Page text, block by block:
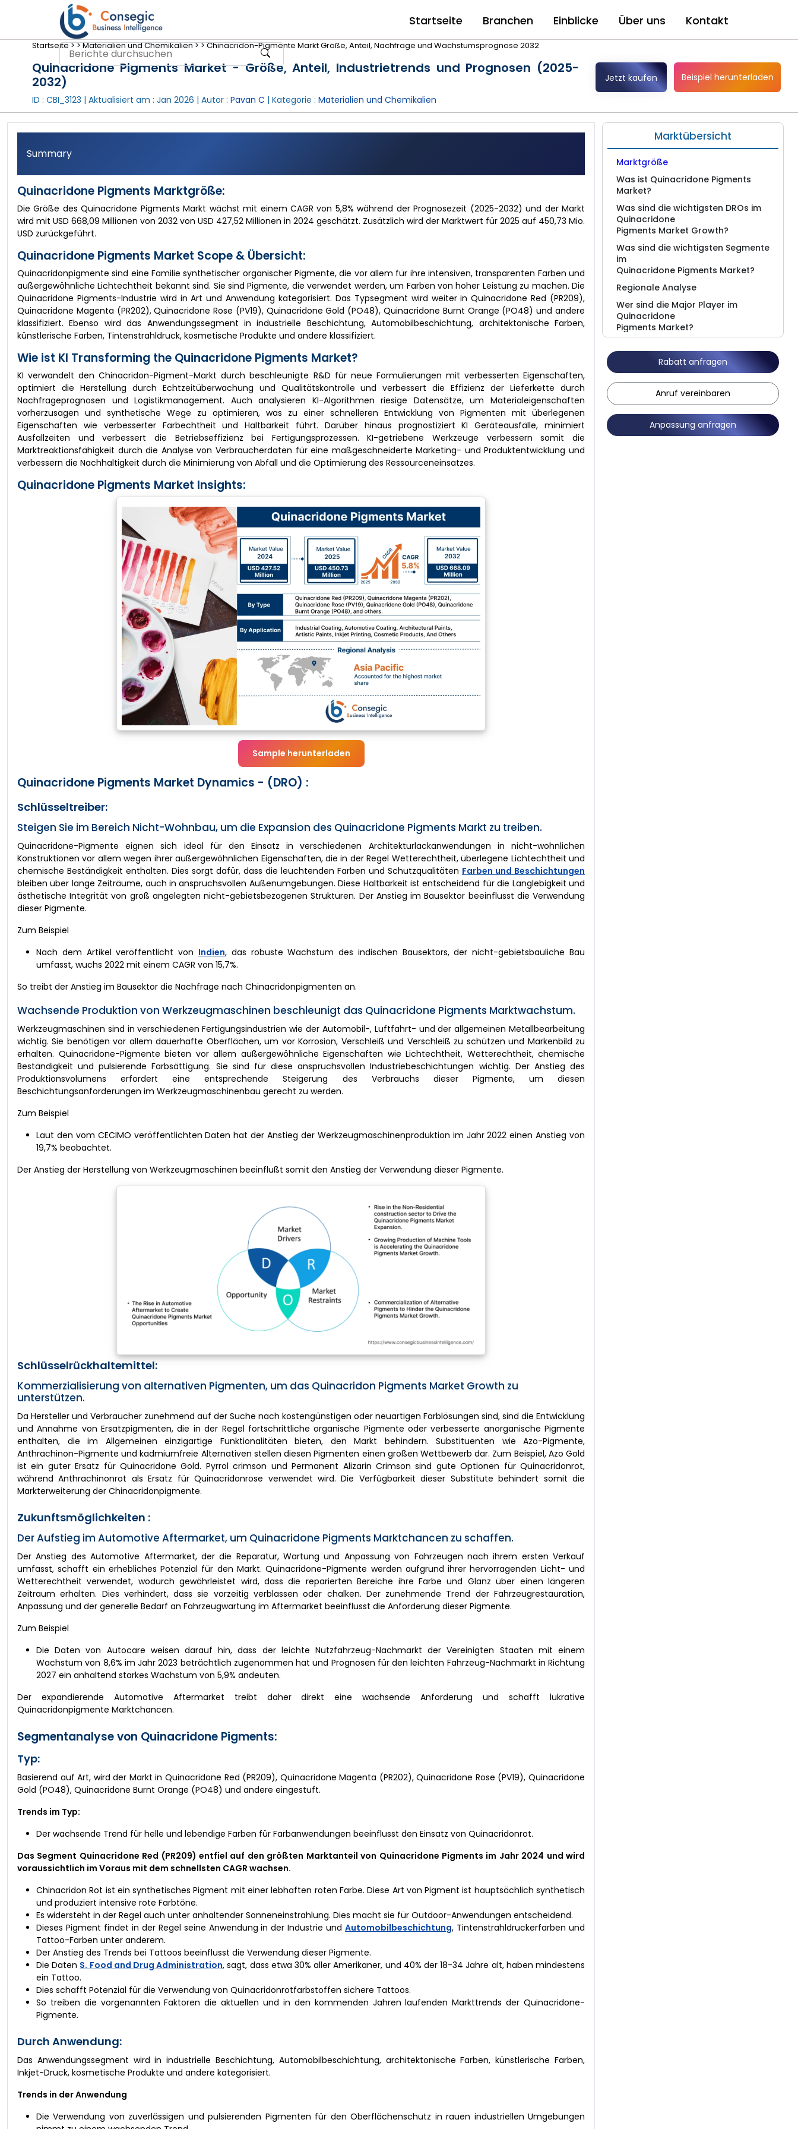
Startseite Branchen Einblicke Über uns Kontakt
Startseite >>Materialien und Chemikalien >>Chinacridon-Pigmente Markt Größe, Anteil, Nachfrage und Wachstumsprognose 2032
Quinacridone Pigments Market - Größe, Anteil, Industrietrends und Prognosen (2025-
2032)
ID : CBI_3123 | Aktualisiert am : Jan 2026 | Autor : Pavan C | Kategorie : Materialien und Chemikalien
Jetzt kaufen Beispiel herunterladen
Summary
Quinacridone Pigments Marktgröße:
Die Größe des Quinacridone Pigments Markt wächst mit einem CAGR von 5,8% während der Prognosezeit (2025-2032) und der Markt
wird mit USD 668,09 Millionen von 2032 von USD 427,52 Millionen in 2024 geschätzt. Zusätzlich wird der Marktwert für 2025 auf 450,73 Mio.
USD zurückgeführt.
Quinacridone Pigments Market Scope & Übersicht:
Quinacridonpigmente sind eine Familie synthetischer organischer Pigmente, die vor allem für ihre intensiven, transparenten Farben und
außergewöhnliche Lichtechtheit bekannt sind. Sie sind Pigmente, die verwendet werden, um Farben von hoher Leistung zu machen. Die
Quinacridone Pigments-Industrie wird in Art und Anwendung kategorisiert. Das Typsegment wird weiter in Quinacridone Red (PR209),
Quinacridone Magenta (PR202), Quinacridone Rose (PV19), Quinacridone Gold (PO48), Quinacridone Burnt Orange (PO48) und andere
klassifiziert. Ebenso wird das Anwendungssegment in industrielle Beschichtung, Automobilbeschichtung, architektonische Farben,
künstlerische Farben, Tintenstrahldruck, kosmetische Produkte und andere klassifiziert.
Wie ist KI Transforming the Quinacridone Pigments Market?
KI verwandelt den Chinacridon-Pigment-Markt durch beschleunigte R&D für neue Formulierungen mit verbesserten Eigenschaften,
optimiert die Herstellung durch Echtzeitüberwachung und Qualitätskontrolle und verbessert die Effizienz der Lieferkette durch
Nachfrageprognosen und Logistikmanagement. Auch analysieren KI-Algorithmen riesige Datensätze, um Materialeigenschaften
vorherzusagen und synthetische Wege zu optimieren, was zu einer schnelleren Entwicklung von Pigmenten mit überlegenen
Eigenschaften wie verbesserter Farbechtheit und Haltbarkeit führt. Darüber hinaus prognostiziert KI Geräteausfälle, minimiert
Ausfallzeiten und verbessert die Betriebseffizienz bei Fertigungsprozessen. KI-getriebene Werkzeuge verbessern somit die
Marktreaktionsfähigkeit durch die Analyse von Verbraucherdaten für eine maßgeschneiderte Marketing- und Produktentwicklung und
verbessern die Nachhaltigkeit durch die Minimierung von Abfall und die Optimierung des Ressourceneinsatzes.
Quinacridone Pigments Market Insights:
Sample herunterladen
Quinacridone Pigments Market Dynamics - (DRO) :
Schlüsseltreiber:
Steigen Sie im Bereich Nicht-Wohnbau, um die Expansion des Quinacridone Pigments Markt zu treiben.
Quinacridone-Pigmente eignen sich ideal für den Einsatz in verschiedenen Architekturlackanwendungen in nicht-wohnlichen
Konstruktionen vor allem wegen ihrer außergewöhnlichen Eigenschaften, die in der Regel Wetterechtheit, überlegene Lichtechtheit und
chemische Beständigkeit enthalten. Dies sorgt dafür, dass die leuchtenden Farben und Schutzqualitäten Farben und Beschichtungen
bleiben über lange Zeiträume, auch in anspruchsvollen Außenumgebungen. Diese Haltbarkeit ist entscheidend für die Langlebigkeit und
ästhetische Integrität von groß angelegten nicht-gebietsbezogenen Strukturen. Der Anstieg im Bausektor beeinflusst die Verwendung
dieser Pigmente.
Zum Beispiel
Nach dem Artikel veröffentlicht von Indien, das robuste Wachstum des indischen Bausektors, der nicht-gebietsbauliche Bau
umfasst, wuchs 2022 mit einem CAGR von 15,7%.
So treibt der Anstieg im Bausektor die Nachfrage nach Chinacridonpigmenten an.
Wachsende Produktion von Werkzeugmaschinen beschleunigt das Quinacridone Pigments Marktwachstum.
Werkzeugmaschinen sind in verschiedenen Fertigungsindustrien wie der Automobil-, Luftfahrt- und der allgemeinen Metallbearbeitung
wichtig. Sie benötigen vor allem dauerhafte Oberflächen, um vor Korrosion, Verschleiß und Verschleiß zu schützen und Markenbild zu
erhalten. Quinacridone-Pigmente bieten vor allem außergewöhnliche Eigenschaften wie Lichtechtheit, Wetterechtheit, chemische
Beständigkeit und pulsierende Farbsättigung. Sie sind für diese anspruchsvollen Industriebeschichtungen wichtig. Der Anstieg des
Produktionsvolumens erfordert eine entsprechende Steigerung des Verbrauchs dieser Pigmente, um diesen
Beschichtungsanforderungen im Werkzeugmaschinenbau gerecht zu werden.
Zum Beispiel
Laut den vom CECIMO veröffentlichten Daten hat der Anstieg der Werkzeugmaschinenproduktion im Jahr 2022 einen Anstieg von
19,7% beobachtet.
Der Anstieg der Herstellung von Werkzeugmaschinen beeinflußt somit den Anstieg der Verwendung dieser Pigmente.
Schlüsselrückhaltemittel:
Kommerzialisierung von alternativen Pigmenten, um das Quinacridon Pigments Market Growth zu
unterstützen.
Da Hersteller und Verbraucher zunehmend auf der Suche nach kostengünstigen oder neuartigen Farblösungen sind, sind die Entwicklung
und Annahme von Ersatzpigmenten, die in der Regel fortschrittliche organische Pigmente oder verbesserte anorganische Pigmente
enthalten, die im Allgemeinen einzigartige Funktionalitäten bieten, den Markt behindern. Substituenten wie Azo-Pigmente,
Anthrachinon-Pigmente und kadmiumfreie Alternativen stellen diesen Pigmenten einen großen Wettbewerb dar. Zum Beispiel, Azo Gold
ist ein guter Ersatz für Quinacridone Gold. Pyrrol crimson und Permanent Alizarin Crimson sind gute Optionen für Quinacridonrot,
während Anthrachinonrot als Ersatz für Quinacridonrose verwendet wird. Die Verfügbarkeit dieser Substitute behindert somit die
Markterweiterung der Chinacridonpigmente.
Zukunftsmöglichkeiten :
Der Aufstieg im Automotive Aftermarket, um Quinacridone Pigments Marktchancen zu schaffen.
Der Anstieg des Automotive Aftermarket, der die Reparatur, Wartung und Anpassung von Fahrzeugen nach ihrem ersten Verkauf
umfasst, schafft ein erhebliches Potenzial für den Markt. Quinacridone-Pigmente werden aufgrund ihrer hervorragenden Licht- und
Wetterechtheit verwendet, wodurch gewährleistet wird, dass die reparierten Bereiche ihre Farbe und Glanz über einen längeren
Zeitraum erhalten. Dies verhindert, dass sie vorzeitig verblassen oder chalken. Der zunehmende Trend der Fahrzeugrestauration,
Anpassung und der generelle Bedarf an Fahrzeugwartung im Aftermarket beeinflusst die Anforderung dieser Pigmente.
Zum Beispiel
Die Daten von Autocare weisen darauf hin, dass der leichte Nutzfahrzeug-Nachmarkt der Vereinigten Staaten mit einem
Wachstum von 8,6% im Jahr 2023 beträchtlich zugenommen hat und Prognosen für den leichten Fahrzeug-Nachmarkt in Richtung
2027 ein anhaltend starkes Wachstum von 5,9% andeuten.
Der expandierende Automotive Aftermarket treibt daher direkt eine wachsende Anforderung und schafft lukrative
Quinacridonpigmente Marktchancen.
Segmentanalyse von Quinacridone Pigments:
Typ:
Basierend auf Art, wird der Markt in Quinacridone Red (PR209), Quinacridone Magenta (PR202), Quinacridone Rose (PV19), Quinacridone
Gold (PO48), Quinacridone Burnt Orange (PO48) und andere eingestuft.
Trends im Typ:
Der wachsende Trend für helle und lebendige Farben für Farbanwendungen beeinflusst den Einsatz von Quinacridonrot.
Das Segment Quinacridone Red (PR209) entfiel auf den größten Marktanteil von Quinacridone Pigments im Jahr 2024 und wird
voraussichtlich im Voraus mit dem schnellsten CAGR wachsen.
Chinacridon Rot ist ein synthetisches Pigment mit einer lebhaften roten Farbe. Diese Art von Pigment ist hauptsächlich synthetisch
und produziert intensive rote Farbtöne.
Es widersteht in der Regel auch unter anhaltender Sonneneinstrahlung. Dies macht sie für Outdoor-Anwendungen entscheidend.
Dieses Pigment findet in der Regel seine Anwendung in der Industrie undAutomobilbeschichtung, Tintenstrahldruckerfarben und
Tattoo-Farben unter anderem.
Der Anstieg des Trends bei Tattoos beeinflusst die Verwendung dieser Pigmente.
Die Daten S. Food and Drug Administration, sagt, dass etwa 30% aller Amerikaner, und 40% der 18-34 Jahre alt, haben mindestens
ein Tattoo.
Dies schafft Potenzial für die Verwendung von Quinacridonrotfarbstoffen sichere Tattoos.
So treiben die vorgenannten Faktoren die aktuellen und in den kommenden Jahren laufenden Markttrends der Quinacridone-
Pigmente.
Durch Anwendung:
Das Anwendungssegment wird in industrielle Beschichtung, Automobilbeschichtung, architektonische Farben, künstlerische Farben,
Inkjet-Druck, kosmetische Produkte und andere kategorisiert.
Trends in der Anwendung
Die Verwendung von zuverlässigen und pulsierenden Pigmenten für den Oberflächenschutz in rauen industriellen Umgebungen
Marktübersicht
Marktgröße
Was ist Quinacridone Pigments
Market?
Was sind die wichtigsten DROs im
Quinacridone
Pigments Market Growth?
Was sind die wichtigsten Segmente
im
Quinacridone Pigments Market?
Regionale Analyse
Wer sind die Major Player im
Quinacridone
Pigments Market?
Entwicklungen im
Quinacridone Pigments Market?
Marktbericht Einblicke
FAQs
Rabatt anfragen
Anruf vereinbaren
Anpassung anfragen